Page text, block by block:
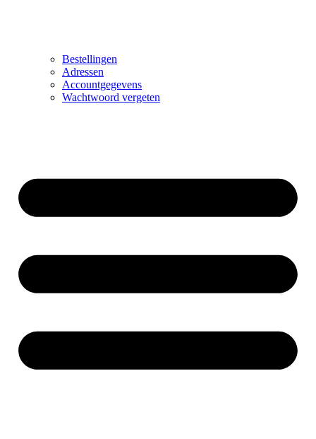
Bestellingen
Adressen
Accountgegevens
Wachtwoord vergeten